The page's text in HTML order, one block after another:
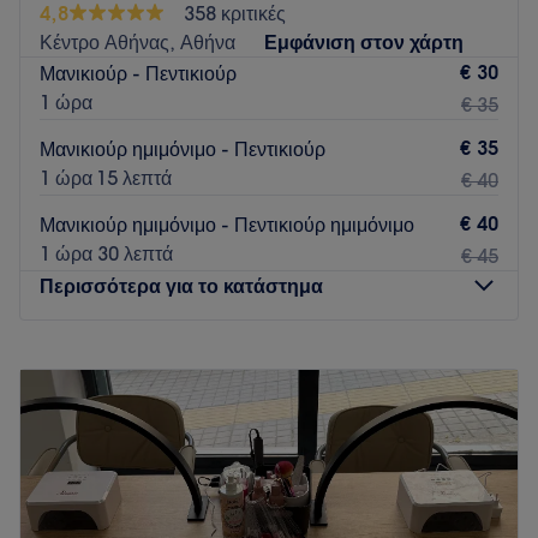
ένας ασφαλής και περιεκτικός χώρο για όλους, γιατι η
ομορφιά ανήκει σε όλους.
Go to venue
4,8
358 κριτικές
Κέντρο Αθήνας, Αθήνα
Εμφάνιση στον χάρτη
Μανικιούρ - Πεντικιούρ
1 ώρα
€ 30
€ 35
Μανικιούρ ημιμόνιμο - Πεντικιούρ
1 ώρα 15 λεπτά
€ 35
€ 40
Μανικιούρ ημιμόνιμο - Πεντικιούρ ημιμόνιμο
1 ώρα 30 λεπτά
€ 40
€ 45
Περισσότερα για το κατάστημα
Τρίτη
09:00 –20:00
Τετάρτη
09:00–17:00
Πέμπτη
09:00
20:00
Παρασκευή
09:00–20:00
Σάββατο
Κλειστό
Κυριακή
Κλειστό